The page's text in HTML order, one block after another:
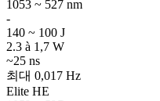
1053 ~ 527 nm
-
140 ~ 100 J
2.3 à 1,7 W
~25 ns
최대 0,017 Hz
Elite HE